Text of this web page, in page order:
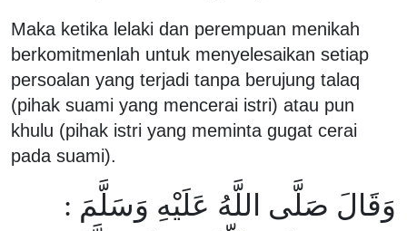
Maka ketika lelaki dan perempuan menikah
berkomitmenlah untuk menyelesaikan setiap
persoalan yang terjadi tanpa berujung talaq
(pihak suami yang mencerai istri) atau pun
khulu (pihak istri yang meminta gugat cerai
pada suami).
وَقَالَ صَلَّى اللَّهُ عَلَيْهِ وَسَلَّمَ :